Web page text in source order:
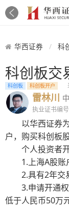
华西证券 科
科创板交
科创板 科创板开户
雷林川
执业证书编
以华西证券
户，购买科创板
个人投资者
1.上海A股账
2.具有2年交
3.申请开通
低于人民币50万